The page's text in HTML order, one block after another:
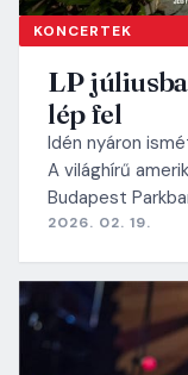
KONCERTEK
LP
lép fel
Idén nyáron
A világhírű
Budapest
2026. 02. 19.